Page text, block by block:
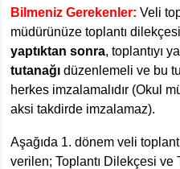
Bilmeniz Gerekenler: Veli
müdürünüze toplantı
yaptıktan sonra, toplantıyı
tutanağı düzenlemeli ve bu
herkes imzalamalıdır (Okul
aksi takdirde imzalamaz).
Aşağıda 1. dönem veli
verilen; Toplantı Dilekçesi ve